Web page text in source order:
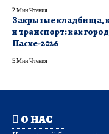
2 Мин Чтения
Закрытые кладбища,
и транспорт: как
Пасхе-2026
5 Мин Чтения
О НАС